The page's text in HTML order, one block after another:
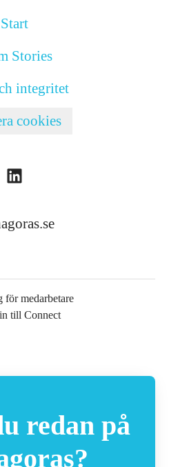
Start
Stories
integritet
cookies
för medarbetare
till Connect
redan på